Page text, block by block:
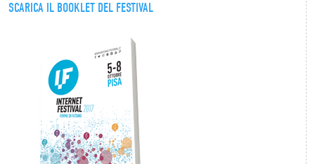
SCARICA IL BOOKLET DEL FESTIVAL